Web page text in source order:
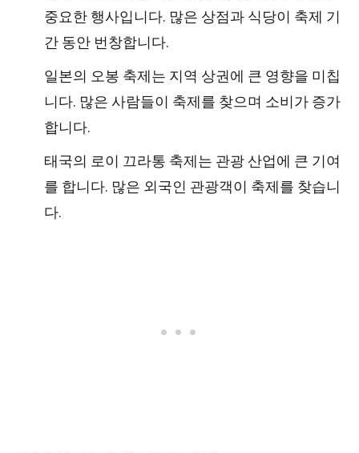
중요한 행사입니다. 많은 상점과 식당이 축제 기
간 동안 번창합니다.
일본의 오봉 축제는 지역 상권에 큰 영향을 미칩
니다. 많은 사람들이 축제를 찾으며 소비가 증가
합니다.
태국의 로이 끄라통 축제는 관광 산업에 큰 기여
를 합니다. 많은 외국인 관광객이 축제를 찾습니
다.